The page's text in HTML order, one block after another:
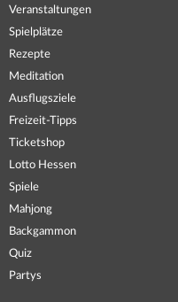
Veranstaltungen
Spielplätze
Rezepte
Meditation
Ausflugsziele
Freizeit-Tipps
Ticketshop
Lotto Hessen
Spiele
Mahjong
Backgammon
Quiz
Partys